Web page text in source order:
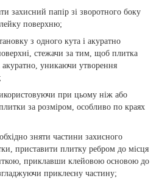
захисний папір зі зворотного боку
поверхню;
з одного кута і акуратно
стежачи за тим, щоб плитка
акуратно, уникаючи утворення
при цьому ніж або
за розміром, особливо по краях
зняти частини захисного
приставити плитку ребром до місця
приклавши клейовою основою до
приклеєну частину;